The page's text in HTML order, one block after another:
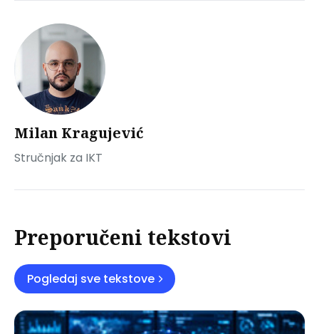
Milan Kragujević
Stručnjak za IKT
Preporučeni tekstovi
Pogledaj sve tekstove